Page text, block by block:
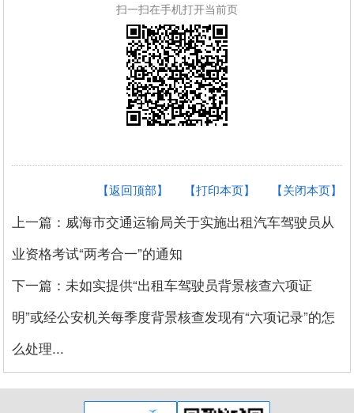
扫一扫在手机打开当前页
【关闭本页】
【打印本页】
【返回顶部】
上一篇：威海市交通运输局关于实施出租汽车驾驶员从
业资格考试“两考合一”的通知
下一篇：未如实提供“出租车驾驶员背景核查六项证
明”或经公安机关每季度背景核查发现有“六项记录”的怎
么处理...